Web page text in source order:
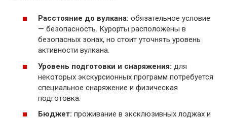
Расстояние до вулкана: обязательное условие
— безопасность. Курорты расположены в
безопасных зонах, но стоит уточнять уровень
активности вулкана.
Уровень подготовки и снаряжения: для
некоторых экскурсионных программ потребуется
специальное снаряжение и физическая
подготовка.
Бюджет: проживание в эксклюзивных лоджах и